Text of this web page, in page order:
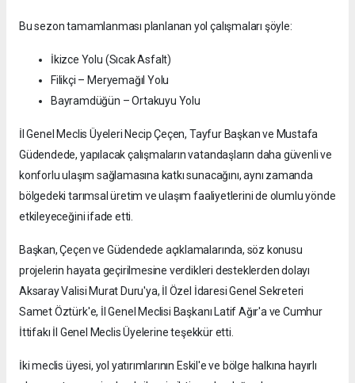
Bu sezon tamamlanması planlanan yol çalışmaları şöyle:
İkizce Yolu (Sıcak Asfalt)
Filikçi – Meryemağıl Yolu
Bayramdüğün – Ortakuyu Yolu
İl Genel Meclis Üyeleri Necip Çeçen, Tayfur Başkan ve Mustafa
Güdendede, yapılacak çalışmaların vatandaşların daha güvenli ve
konforlu ulaşım sağlamasına katkı sunacağını, aynı zamanda
bölgedeki tarımsal üretim ve ulaşım faaliyetlerini de olumlu yönde
etkileyeceğini ifade etti.
Başkan, Çeçen ve Güdendede açıklamalarında, söz konusu
projelerin hayata geçirilmesine verdikleri desteklerden dolayı
Aksaray Valisi Murat Duru'ya, İl Özel İdaresi Genel Sekreteri
Samet Öztürk'e, İl Genel Meclisi Başkanı Latif Ağır'a ve Cumhur
İttifakı İl Genel Meclis Üyelerine teşekkür etti.
İki meclis üyesi, yol yatırımlarının Eskil'e ve bölge halkına hayırlı